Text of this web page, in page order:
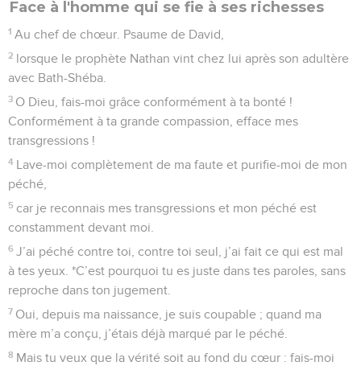
Face à l'homme qui se fie à ses richesses
1 Au chef de chœur. Psaume de David,
2 lorsque le prophète Nathan vint chez lui après son adultère
avec Bath-Shéba.
3 O Dieu, fais-moi grâce conformément à ta bonté !
Conformément à ta grande compassion, efface mes
transgressions !
4 Lave-moi complètement de ma faute et purifie-moi de mon
péché,
5 car je reconnais mes transgressions et mon péché est
constamment devant moi.
6 J’ai péché contre toi, contre toi seul, j’ai fait ce qui est mal
à tes yeux. *C’est pourquoi tu es juste dans tes paroles, sans
reproche dans ton jugement.
7 Oui, depuis ma naissance, je suis coupable ; quand ma
mère m’a conçu, j’étais déjà marqué par le péché.
8 Mais tu veux que la vérité soit au fond du cœur : fais-moi